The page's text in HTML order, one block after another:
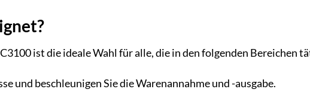
ist die ideale Wahl für alle, die in den folgenden Bereichen
und beschleunigen Sie die Warenannahme und -ausgabe.